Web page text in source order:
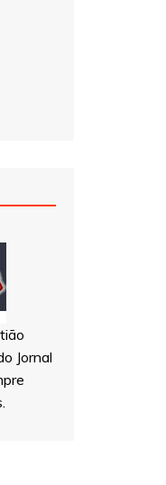
Jornal